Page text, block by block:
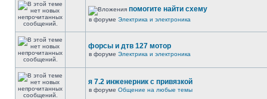
помогите найти схему
в форуме Электрика и электроника
форсы и дтв 127 мотор
в форуме Электрика и электроника
я 7.2 инженерник с привязкой
в форуме Общение на любые темы